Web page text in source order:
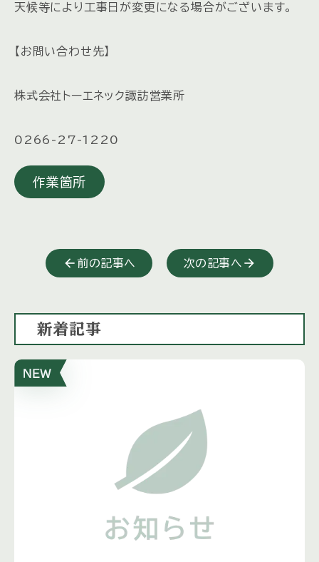
天候等により工事日が変更になる場合がございます。
【お問い合わせ先】
株式会社トーエネック諏訪営業所
0266-27-1220
作業箇所
前の記事へ 次の記事へ
新着記事